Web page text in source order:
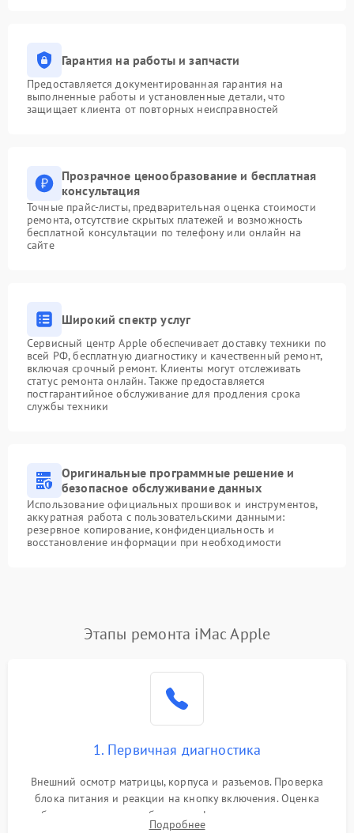
Гарантия на работы и запчасти
Предоставляется документированная гарантия на
выполненные работы и установленные детали, что
защищает клиента от повторных неисправностей
Прозрачное ценообразование и бесплатная
консультация
Точные прайс-листы, предварительная оценка стоимости
ремонта, отсутствие скрытых платежей и возможность
бесплатной консультации по телефону или онлайн на
сайте
Широкий спектр услуг
Сервисный центр Apple обеспечивает доставку техники по
всей РФ, бесплатную диагностику и качественный ремонт,
включая срочный ремонт. Клиенты могут отслеживать
статус ремонта онлайн. Также предоставляется
постгарантийное обслуживание для продления срока
службы техники
Оригинальные программные решение и
безопасное обслуживание данных
Использование официальных прошивок и инструментов,
аккуратная работа с пользовательскими данными:
резервное копирование, конфиденциальность и
восстановление информации при необходимости
Этапы ремонта iMac Apple
1. Первичная диагностика
Внешний осмотр матрицы, корпуса и разъемов. Проверка
блока питания и реакции на кнопку включения. Оценка
изображения, звука и работы периферии для сужения круга
Подробнее